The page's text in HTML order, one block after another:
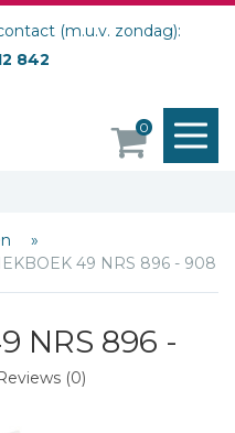
(m.u.v. zondag):
842
0
49 NRS 896 - 908
NRS 896 -
(0)